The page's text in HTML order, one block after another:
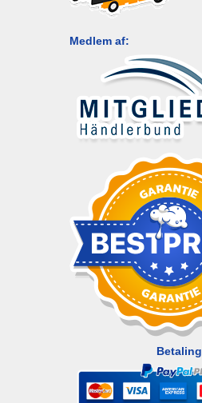
Medlem af:
Betaling